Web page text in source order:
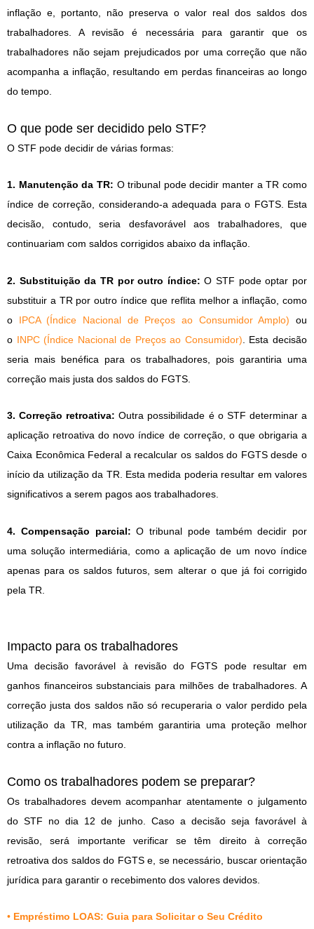
inflação e, portanto, não preserva o valor real dos saldos dos
trabalhadores. A revisão é necessária para garantir que os
trabalhadores não sejam prejudicados por uma correção que não
acompanha a inflação, resultando em perdas financeiras ao longo
do tempo.
O que pode ser decidido pelo STF?
O STF pode decidir de várias formas:
1. Manutenção da TR: O tribunal pode decidir manter a TR como
índice de correção, considerando-a adequada para o FGTS. Esta
decisão, contudo, seria desfavorável aos trabalhadores, que
continuariam com saldos corrigidos abaixo da inflação.
2. Substituição da TR por outro índice:O STF pode optar por
substituir a TR por outro índice que reflita melhor a inflação, como
o IPCA (Índice Nacional de Preços ao Consumidor Amplo) ou
o INPC (Índice Nacional de Preços ao Consumidor) . Esta decisão
seria mais benéfica para os trabalhadores, pois garantiria uma
correção mais justa dos saldos do FGTS.
3. Correção retroativa:Outra possibilidade é o STF determinar a
aplicação retroativa do novo índice de correção, o que obrigaria a
Caixa Econômica Federal a recalcular os saldos do FGTS desde o
início da utilização da TR. Esta medida poderia resultar em valores
significativos a serem pagos aos trabalhadores.
4. Compensação parcial: O tribunal pode também decidir por
uma solução intermediária, como a aplicação de um novo índice
apenas para os saldos futuros, sem alterar o que já foi corrigido
pela TR.
Impacto para os trabalhadores
Uma decisão favorável à revisão do FGTS pode resultar em
ganhos financeiros substanciais para milhões de trabalhadores. A
correção justa dos saldos não só recuperaria o valor perdido pela
utilização da TR, mas também garantiria uma proteção melhor
contra a inflação no futuro.
Como os trabalhadores podem se preparar?
Os trabalhadores devem acompanhar atentamente o julgamento
do STF no dia 12 de junho. Caso a decisão seja favorável à
revisão, será importante verificar se têm direito à correção
retroativa dos saldos do FGTS e, se necessário, buscar orientação
jurídica para garantir o recebimento dos valores devidos.
• Empréstimo LOAS: Guia para Solicitar o Seu Crédito